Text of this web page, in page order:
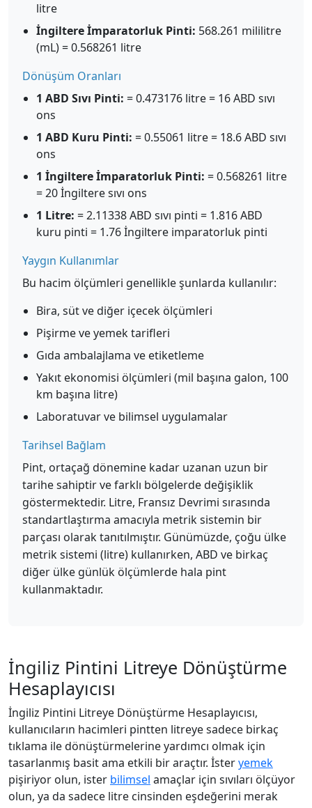
litre
İngiltere İmparatorluk Pinti: 568.261 mililitre
(mL) = 0.568261 litre
Dönüşüm Oranları
1 ABD Sıvı Pinti: = 0.473176 litre = 16 ABD sıvı
ons
1 ABD Kuru Pinti: = 0.55061 litre = 18.6 ABD sıvı
ons
1 İngiltere İmparatorluk Pinti: = 0.568261 litre
= 20 İngiltere sıvı ons
1 Litre: = 2.11338 ABD sıvı pinti = 1.816 ABD
kuru pinti = 1.76 İngiltere imparatorluk pinti
Yaygın Kullanımlar
Bu hacim ölçümleri genellikle şunlarda kullanılır:
Bira, süt ve diğer içecek ölçümleri
Pişirme ve yemek tarifleri
Gıda ambalajlama ve etiketleme
Yakıt ekonomisi ölçümleri (mil başına galon, 100
km başına litre)
Laboratuvar ve bilimsel uygulamalar
Tarihsel Bağlam
Pint, ortaçağ dönemine kadar uzanan uzun bir
tarihe sahiptir ve farklı bölgelerde değişiklik
göstermektedir. Litre, Fransız Devrimi sırasında
standartlaştırma amacıyla metrik sistemin bir
parçası olarak tanıtılmıştır. Günümüzde, çoğu ülke
metrik sistemi (litre) kullanırken, ABD ve birkaç
diğer ülke günlük ölçümlerde hala pint
kullanmaktadır.
İngiliz Pintini Litreye Dönüştürme
Hesaplayıcısı
İngiliz Pintini Litreye Dönüştürme Hesaplayıcısı,
kullanıcıların hacimleri pintten litreye sadece birkaç
tıklama ile dönüştürmelerine yardımcı olmak için
tasarlanmış basit ama etkili bir araçtır. İsteryemek
pişiriyor olun, ister bilimsel amaçlar için sıvıları ölçüyor
olun, ya da sadece litre cinsinden eşdeğerini merak